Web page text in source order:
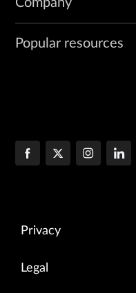
Company
Popular resources
Privacy
Legal